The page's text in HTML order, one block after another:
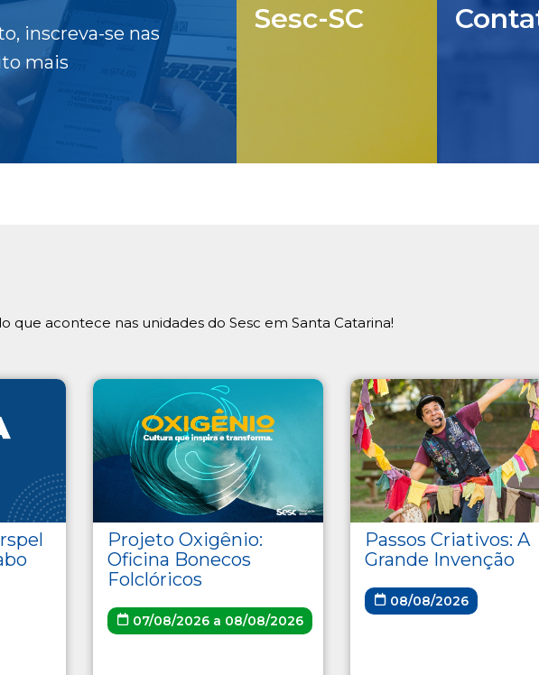
inscreva-se nas
mais
Sesc-SC
que acontece nas unidades do Sesc em Santa Catarina!
Projeto Oxigênio:
Oficina Bonecos
Folclóricos
07/08/2026 a 08/08/2026
Passos Criativos: A
Grande Invenção
08/08/2026